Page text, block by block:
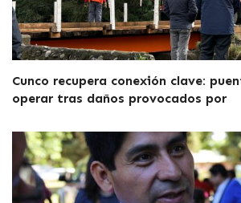
Cunco recupera conexión clave:
operar tras daños provocados por